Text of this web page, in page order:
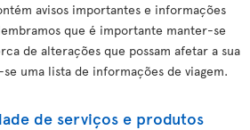
avisos importantes e informações
que é importante manter-se
de alterações que possam afetar a sua
se uma lista de informações de viagem.
de serviços e produtos